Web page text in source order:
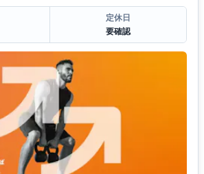
定休日
要確認